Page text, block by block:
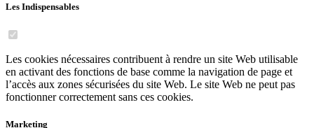
Les Indispensables
Les cookies nécessaires contribuent à rendre un site Web utilisable
en activant des fonctions de base comme la navigation de page et
l’accès aux zones sécurisées du site Web. Le site Web ne peut pas
fonctionner correctement sans ces cookies.
Marketing